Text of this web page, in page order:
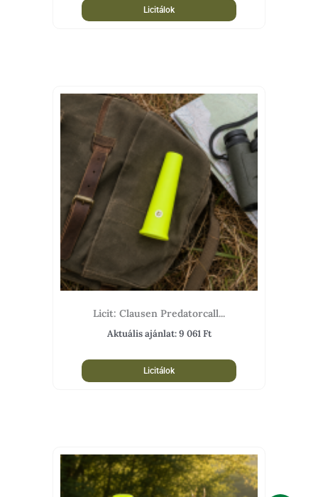
Licitálok
Licit: Clausen Predatorcall...
Aktuális ajánlat:9 061Ft
Licitálok